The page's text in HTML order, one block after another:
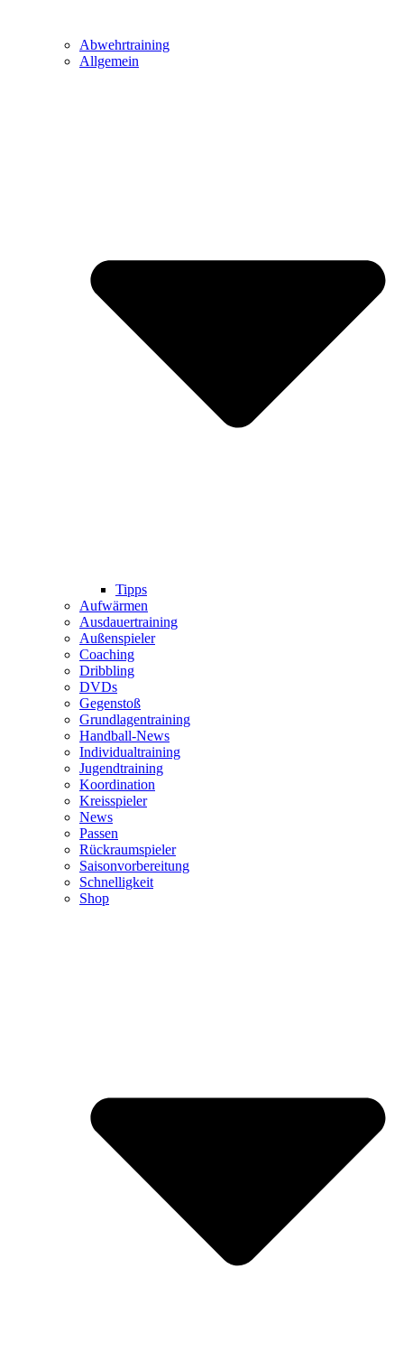
Abwehrtraining
Allgemein
Tipps
Aufwärmen
Ausdauertraining
Außenspieler
Coaching
Dribbling
DVDs
Gegenstoß
Grundlagentraining
Handball-News
Individualtraining
Jugendtraining
Koordination
Kreisspieler
News
Passen
Rückraumspieler
Saisonvorbereitung
Schnelligkeit
Shop